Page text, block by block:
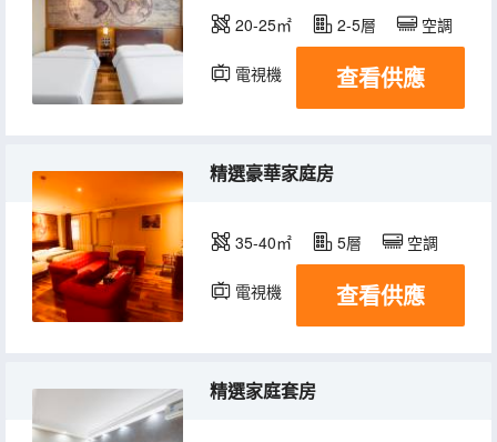
20-25㎡ 2-5層 空調
電視機 查看供應
精選豪華家庭房
35-40㎡ 5層 空調
電視機 查看供應
精選家庭套房